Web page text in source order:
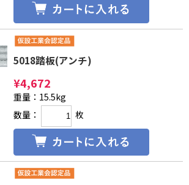
5018踏板(アンチ)
¥4,672
重量：15.5kg
数量：
枚